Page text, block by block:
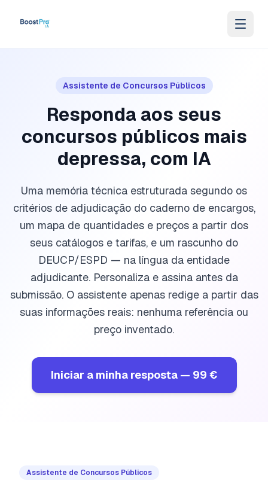
Assistente de Concursos Públicos
Responda aos seus
concursos públicos mais
depressa, com IA
Uma memória técnica estruturada segundo os
critérios de adjudicação do caderno de encargos,
um mapa de quantidades e preços a partir dos
seus catálogos e tarifas, e um rascunho do
DEUCP/ESPD — na língua da entidade
adjudicante. Personaliza e assina antes da
submissão. O assistente apenas redige a partir das
suas informações reais: nenhuma referência ou
preço inventado.
Iniciar a minha resposta— 99 €
Assistente de Concursos Públicos